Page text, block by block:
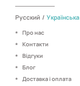
Русский / Українська
Про нас
Контакти
Відгуки
Блог
Доставка і оплата